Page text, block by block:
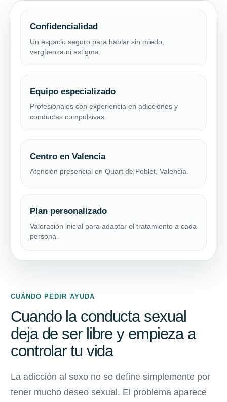
Confidencialidad
Un espacio seguro para hablar sin miedo,
vergüenza ni estigma.
Equipo especializado
Profesionales con experiencia en adicciones y
conductas compulsivas.
Centro en Valencia
Atención presencial en Quart de Poblet, Valencia.
Plan personalizado
Valoración inicial para adaptar el tratamiento a cada
persona.
CUÁNDO PEDIR AYUDA
Cuando la conducta sexual
deja de ser libre y empieza a
controlar tu vida
La adicción al sexo no se define simplemente por
tener mucho deseo sexual. El problema aparece